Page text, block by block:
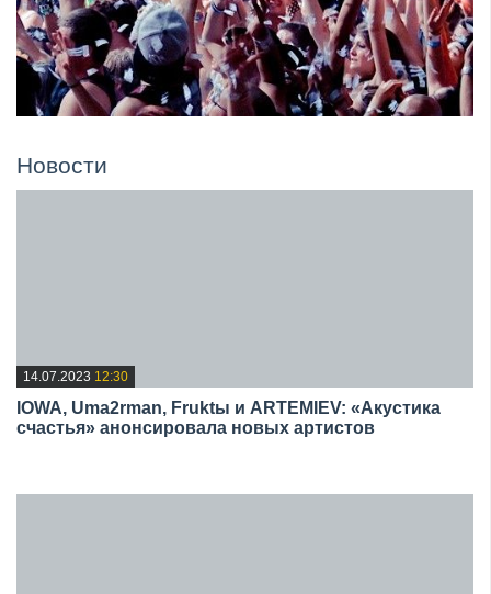
Новости
14.07.2023 12:30
IOWA, Uma2rman, Fruktы и ARTEMIEV: «Акустика
счастья» анонсировала новых артистов